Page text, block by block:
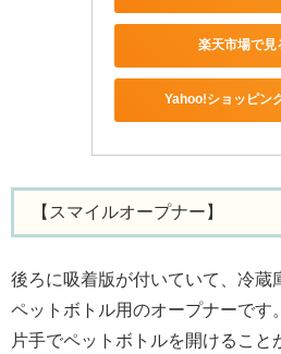
楽天市場で見
Yahoo!ショッピン
【スマイルオープナー】
後ろに吸着版が付いていて、冷蔵
ペットボトル用のオープナーです。
片手でペットボトルを開けること